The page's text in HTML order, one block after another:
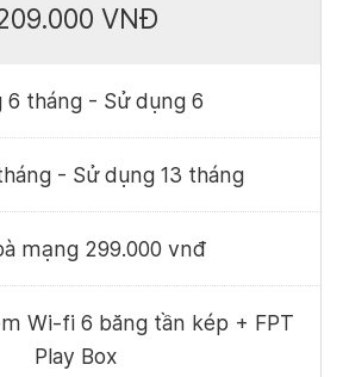
VNĐ
6 tháng - Sử dụng 6
- Sử dụng 13 tháng
mạng 299.000 vnđ
Wi-fi 6 băng tần kép + FPT
Play Box